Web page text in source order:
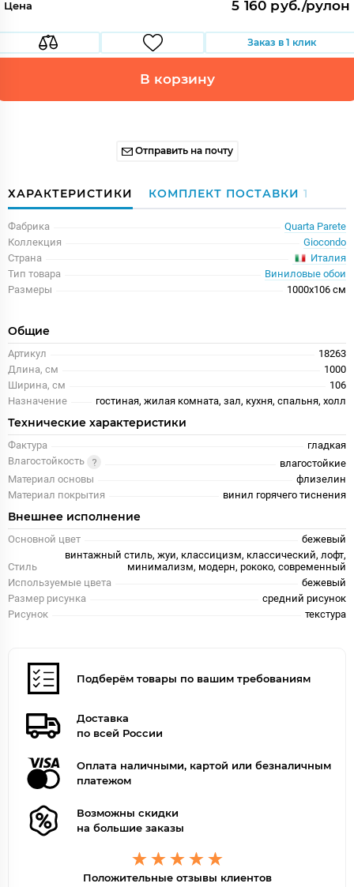
Цена 5 160 руб./рулон
Заказ в 1 клик
В корзину
Отправить на почту
ХАРАКТЕРИСТИКИ КОМПЛЕКТ ПОСТАВКИ 1
Фабрика
Quarta Parete
Коллекция
Giocondo
Страна
Италия
Тип товара
Виниловые обои
Размеры
1000x106 см
Общие
Артикул
18263
Длина, см
1000
Ширина, см
106
Назначение
гостиная, жилая комната, зал, кухня, спальня, холл
Технические характеристики
Фактура
гладкая
Влагостойкость
влагостойкие
Материал основы
флизелин
Материал покрытия
винил горячего тиснения
Внешнее исполнение
Основной цвет бежевый
Стиль
винтажный стиль, жуи, классицизм, классический, лофт,
минимализм, модерн, рококо, современный
Используемые цвета
бежевый
Размер рисунка
средний рисунок
Рисунок
текстура
Подберём товары по вашим требованиям
Доставка
по всей России
Оплата наличными, картой или безналичным
платежом
Возможны скидки
на большие заказы
Положительные отзывы клиентов